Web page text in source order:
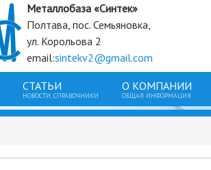
Металлобаза «Синтек»
Полтава, пос. Семьяновка,
ул. Корольова 2
email:sintekv2@gmail.com
СТАТЬИ
НОВОСТИ, СПРАВОЧНИКИ
О КОМПАНИИ
ОБЩАЯ ИНФОРМАЦИЯ